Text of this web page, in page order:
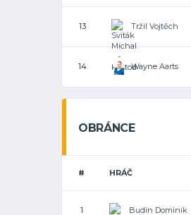
13 Tržil Vojtěch
14 Wayne Aarts
OBRÁNCE
# HRÁČ
1 Budín Dominik